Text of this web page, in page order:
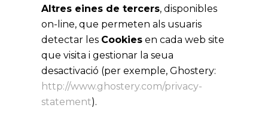
Altres eines de tercers, disponibles
on-line, que permeten als usuaris
detectar les Cookies en cada web site
que visita i gestionar la seua
desactivació (per exemple, Ghostery:
http://www.ghostery.com/privacy-
statement).